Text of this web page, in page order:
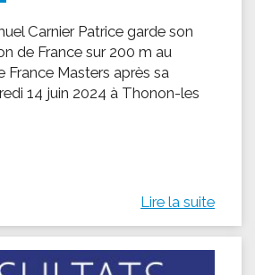
Carnier Patrice garde son
de France sur 200 m au
France Masters après sa
14 juin 2024 à Thonon-les
Lire la suite